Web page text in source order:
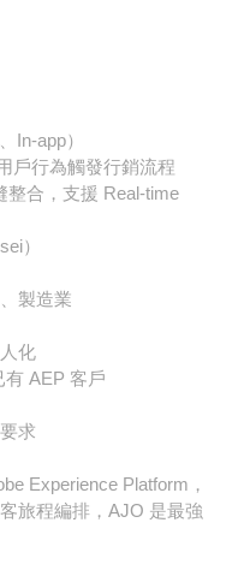
In-app）
戶行為觸發行銷流程
整合，支援 Real-time
）
製造業
化
有 AEP 客戶
求
Experience Platform，
旅程編排，AJO 是最強